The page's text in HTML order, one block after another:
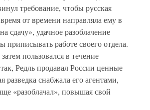
требование, чтобы русская
от времени направляла ему в
сдачу», удачное разоблачение
приписывать работе своего отдела.
пользовался в течение
Редль продавал России ценные
разведка снабжала его агентами,
«разоблачал», повышая свой